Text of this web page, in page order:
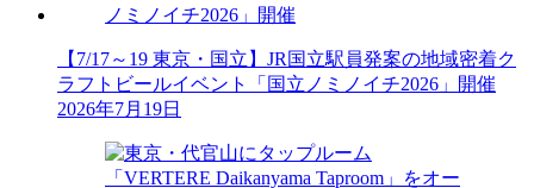
【7/17～19 東京・国立】JR国立駅員発案の地域密着ク
ラフトビールイベント「国立ノミノイチ2026」開催
2026年7月19日